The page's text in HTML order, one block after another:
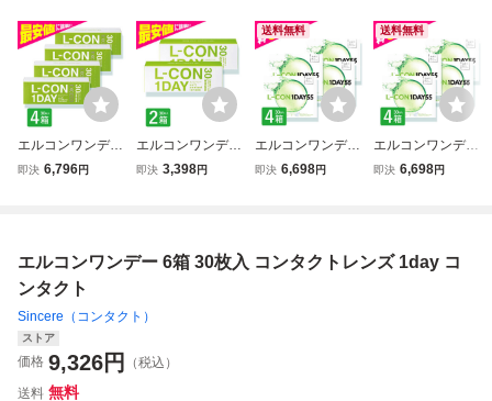
エルコンワンデー
エクシード 4箱 30
即決 6,796円
エルコンワンデー
2箱 30枚入 コンタ
即決 3,398円
送料無料
エルコンワンデー
55 35枚入 4箱 コ
販
即決 6,698円
送料無料
エルコンワンデー
55 35枚入 4箱 コ
販
即決 6,698円
エルコンワンデー 6箱 30枚入 コンタクトレンズ 1day コ
ンタクト
Sincere（コンタクト）
ストア
価格 9,326円
（税込）
送料 無料